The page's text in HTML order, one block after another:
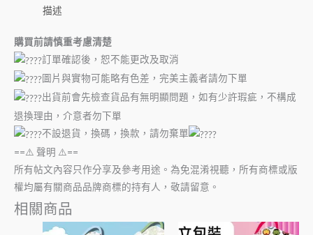
描述
購買前請慎重考慮清楚
訂單確認後，恕不能更改及取消
圖片與實物可能略有色差，完美主義者請勿下單
出貨前會先檢查貨品有無明顯問題，如有少許瑕疵，不構成
退換理由，介意者勿下單
不設退貨，換碼，換款，請勿棄單
==⚠️ 聲明 ⚠️==
所有帖文內容只作分享及參考用途。為免混淆視聽，所有商標或版
權均屬有關商品品牌商標的持有人，敬請留意。
相關商品